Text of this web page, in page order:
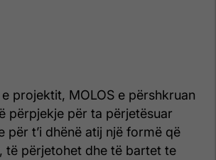
projektit, MOLOS e përshkruan
përpjekje për ta përjetësuar
për t’i dhënë atij një formë që
të përjetohet dhe të bartet te